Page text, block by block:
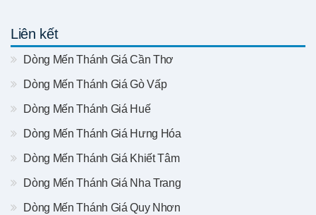
Liên kết
Dòng Mến Thánh Giá Cần Thơ
Dòng Mến Thánh Giá Gò Vấp
Dòng Mến Thánh Giá Huế
Dòng Mến Thánh Giá Hưng Hóa
Dòng Mến Thánh Giá Khiết Tâm
Dòng Mến Thánh Giá Nha Trang
Dòng Mến Thánh Giá Quy Nhơn